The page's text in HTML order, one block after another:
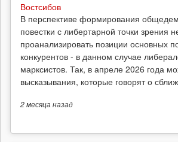
Востсибов
В перспективе формирования
повестки с либертарной точки зрения
проанализировать позиции основных
конкурентов - в данном случае
марксистов. Так, в апреле 2026 года
высказывания, которые говорят о
2 месяцаназад